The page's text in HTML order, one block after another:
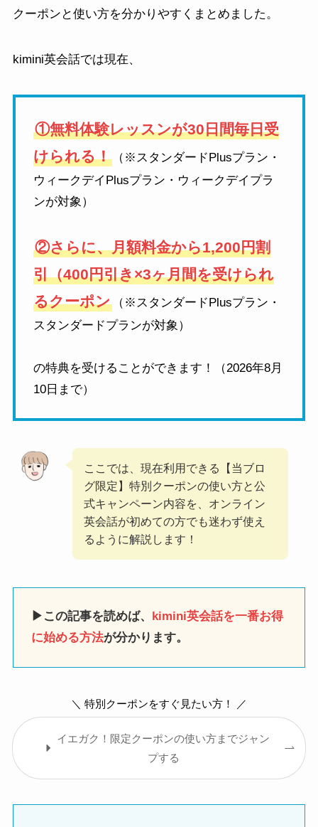
クーポンと使い方を分かりやすくまとめました。
kimini英会話では現在、
①無料体験レッスンが30日間毎日受
けられる！
（※スタンダードPlusプラン・
ウィークデイPlusプラン・ウィークデイプラ
ンが対象）
②さらに、月額料金から1,200円割
引（400円引き×3ヶ月間を受けられ
るクーポン
（※スタンダードPlusプラン・
スタンダードプランが対象）
の特典を受けることができます！（2026年8月
10日まで）
ここでは、現在利用できる【当ブロ
グ限定】特別クーポンの使い方と公
式キャンペーン内容を、オンライン
英会話が初めての方でも迷わず使え
るように解説します！
▶この記事を読めば、 kimini英会話を一番お得
に始める方法が分かります。
＼ 特別クーポンをすぐ見たい方！ ／
イエガク！限定クーポンの使い方までジャン
プする